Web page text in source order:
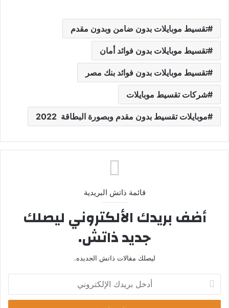
تقسيط موبايلات بدون ضامن وبدون مقدم
تقسيط موبايلات بدون فوائد أمان
تقسيط موبايلات بدون فوائد بنك مصر
شركات تقسيط موبايلات
موبايلات تقسيط بدون مقدم وبصورة البطاقة 2022
قائمة ذاتش البريدية
أضف بريدك الألكتروني ليصلك
جديد ذاتش.
ليصلك مقالات ذاتش الجديده.
خ